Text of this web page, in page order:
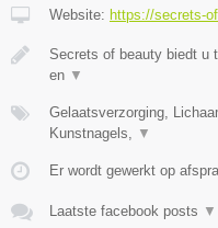
Website: https://secrets-
Secrets of beauty biedt u
en ▼
Gelaatsverzorging,
Kunstnagels,
▼
Er wordt gewerkt op
Laatste facebook posts ▼